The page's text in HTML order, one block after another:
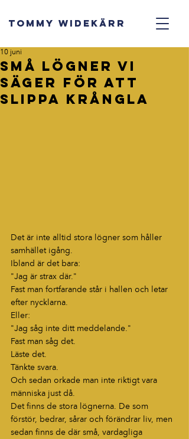
TOMMY WIDEKÄRR
Små lögner vi
säger för att
slippa krångla
10 juni
Det är inte alltid stora lögner som håller
samhället igång.
Ibland är det bara:
"Jag är strax där."
Fast man fortfarande står i hallen och letar
efter nycklarna.
Eller:
"Jag såg inte ditt meddelande."
Fast man såg det.
Läste det.
Tänkte svara.
Och sedan orkade man inte riktigt vara
människa just då.
Det finns de stora lögnerna. De som
förstör, bedrar, sårar och förändrar liv, men
sedan finns de där små, vardagliga